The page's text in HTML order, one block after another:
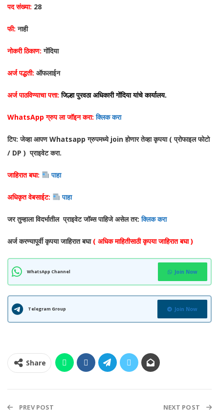
पद संख्या: 28
फी: नाही
नोकरी ठिकाण: गोंदिया
अर्ज पद्धती: ऑफलाईन
अर्ज पाठविण्याचा पत्ता: जिल्हा पुरवठा अधिकारी गोंदिया यांचे कार्यालय.
WhatsApp ग्रुप ला जॉइन करा: क्लिक करा
टिप: जेव्हा आपण Whatsapp ग्रुपमध्ये join होणार तेव्हा कृपया ( प्रोफाइल फोटो
/ DP ) प्राइवेट करा.
जाहिरात बघा: पाहा
अधिकृत वेबसाईट: पाहा
जर तुम्हाला विदर्भातील प्राइवेट जॉब्स पाहिजे असेल तर:क्लिक करा
अर्ज करण्यापूर्वी कृपया जाहिरात बघा ( अधिक माहितीसाठी कृपया जाहिरात बघा )
WhatsApp Channel Join Now
Telegram Group Join Now
Share
PREV POST NEXT POST